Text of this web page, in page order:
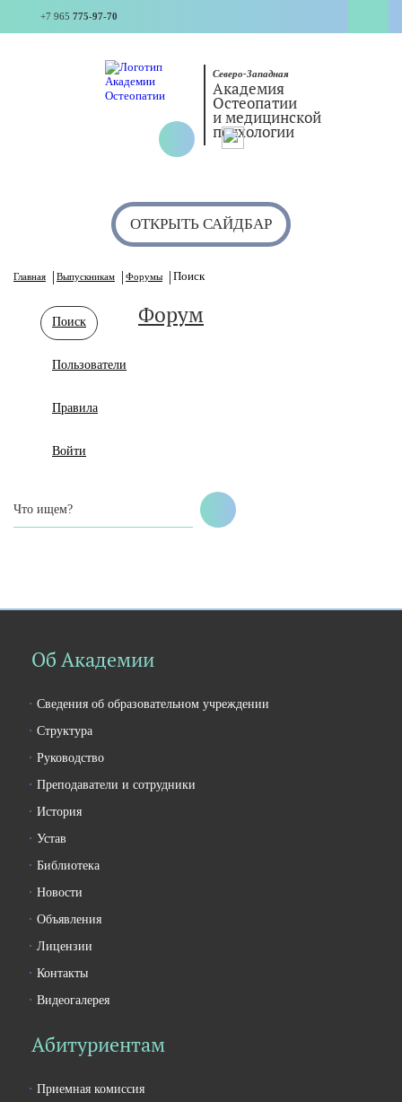
+7 965 775-97-70
Северо-Западная
Академия
Остеопатии
и медицинской
психологии
ОТКРЫТЬ САЙДБАР
Главная Выпускникам Форумы Поиск
Форум
Поиск
Пользователи
Правила
Войти
Об Академии
Сведения об образовательном учреждении
Структура
Руководство
Преподаватели и сотрудники
История
Устав
Библиотека
Новости
Объявления
Лицензии
Контакты
Видеогалерея
Абитуриентам
Приемная комиссия